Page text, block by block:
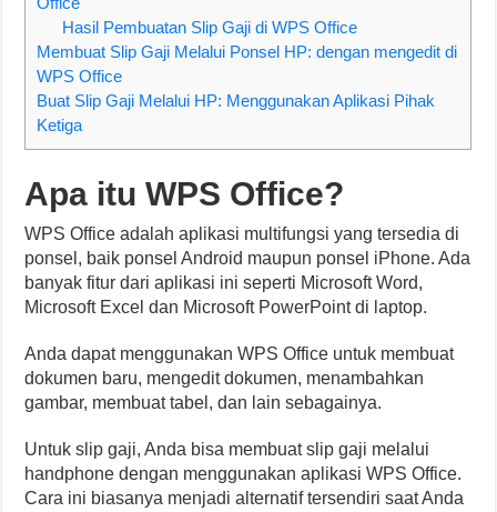
Hasil Pembuatan Slip Gaji di WPS Office
Membuat Slip Gaji Melalui Ponsel HP: dengan mengedit di
WPS Office
Buat Slip Gaji Melalui HP: Menggunakan Aplikasi Pihak
Ketiga
Apa itu WPS Office?
WPS Office adalah aplikasi multifungsi yang tersedia di
ponsel, baik ponsel Android maupun ponsel iPhone. Ada
banyak fitur dari aplikasi ini seperti Microsoft Word,
Microsoft Excel dan Microsoft PowerPoint di laptop.
Anda dapat menggunakan WPS Office untuk membuat
dokumen baru, mengedit dokumen, menambahkan
gambar, membuat tabel, dan lain sebagainya.
Untuk slip gaji, Anda bisa membuat slip gaji melalui
handphone dengan menggunakan aplikasi WPS Office.
Cara ini biasanya menjadi alternatif tersendiri saat Anda